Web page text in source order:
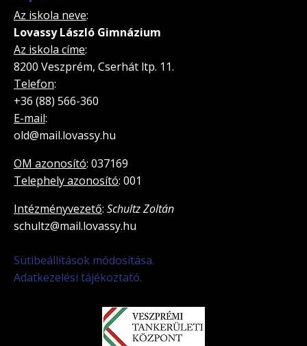
Az iskola neve:
Lovassy László Gimnázium
Az iskola címe:
8200 Veszprém, Cserhát ltp. 11.
Telefon:
+36 (88) 566-360
E-mail:
old@mail.lovassy.hu
OM azonosító: 037169
Telephely azonosító: 001
Intézményvezető: Schultz Zoltán
schultz@mail.lovassy.hu
Sütibeállítások módosítása.
Adatkezelési tájékoztató.